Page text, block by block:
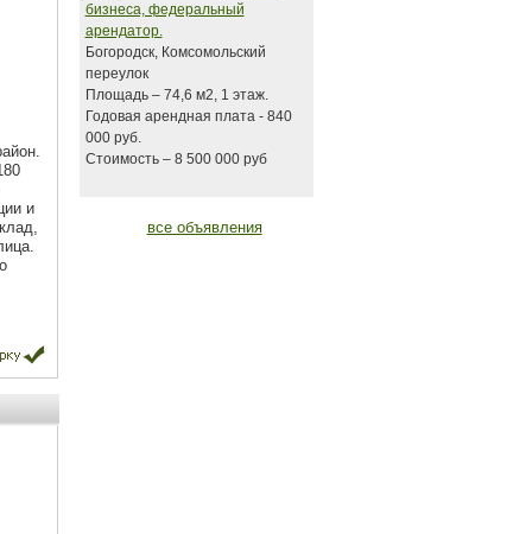
и
бизнеса, федеральный
арендатор.
Богородск, Комсомольский
переулок
Площадь – 74,6 м2, 1 этаж.
Годовая арендная плата - 840
000 руб.
Стоимость – 8 500 000 руб
все объявления